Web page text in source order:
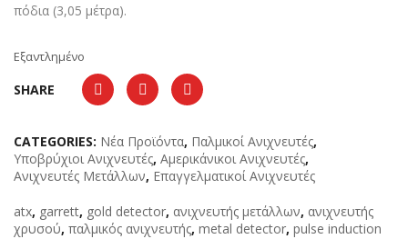
πόδια (3,05 μέτρα).
Εξαντλημένο
SHARE
CATEGORIES: Νέα Προϊόντα, Παλμικοί Ανιχνευτές,
Υποβρύχιοι Ανιχνευτές, Αμερικάνικοι Ανιχνευτές,
Ανιχνευτές Μετάλλων, Επαγγελματικοί Ανιχνευτές
atx, garrett, gold detector, ανιχνευτής μετάλλων, ανιχνευτής
χρυσού, παλμικός ανιχνευτής, metal detector, pulse induction